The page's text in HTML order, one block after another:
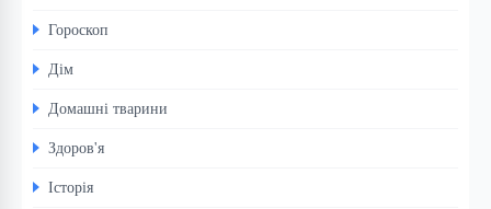
Гороскоп
Дім
Домашні тварини
Здоров'я
Історія